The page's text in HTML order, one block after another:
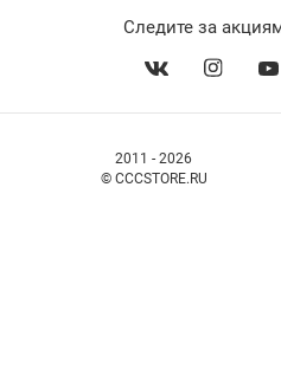
2011 - 2026
© CCCSTORE.RU
Следите за